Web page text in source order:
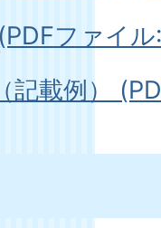
ファイ
記載例）